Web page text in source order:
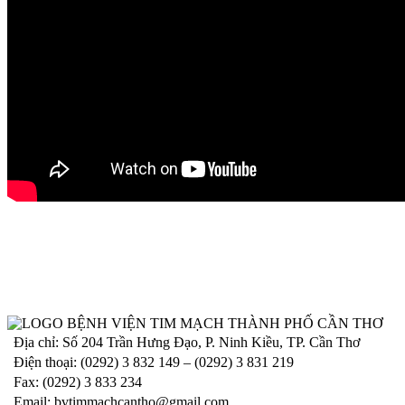
Thông điệp 2K (KHẨU TRANG - KHỬ KHUẨN) + VẮC XIN +
Địa chỉ: Số 204 Trần Hưng Đạo, P. Ninh Kiều, TP. Cần Thơ
Điện thoại: (0292) 3 832 149 – (0292) 3 831 219
Fax: (0292) 3 833 234